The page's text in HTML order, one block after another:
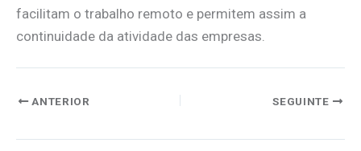
facilitam o trabalho remoto e permitem assim a
continuidade da atividade das empresas.
ANTERIOR SEGUINTE